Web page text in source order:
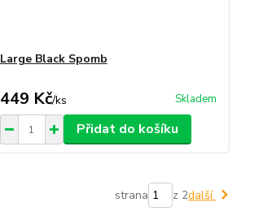
Large Black Spomb
449 Kč/ks Skladem
Přidat do košíku
strana z 2další